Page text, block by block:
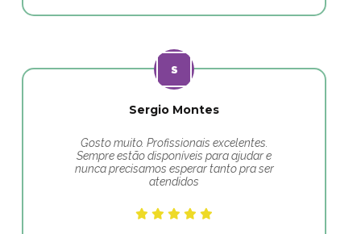
Sergio Montes
Gosto muito. Profissionais excelentes.
Sempre estão disponíveis para ajudar e
nunca precisamos esperar tanto pra ser
atendidos